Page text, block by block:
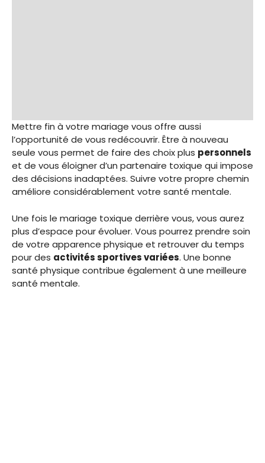
Mettre fin à votre mariage vous offre aussi
l’opportunité de vous redécouvrir. Être à nouveau
seule vous permet de faire des choix plus personnels
et de vous éloigner d’un partenaire toxique qui impose
des décisions inadaptées. Suivre votre propre chemin
améliore considérablement votre santé mentale.
Une fois le mariage toxique derrière vous, vous aurez
plus d’espace pour évoluer. Vous pourrez prendre soin
de votre apparence physique et retrouver du temps
pour des activités sportives variées. Une bonne
santé physique contribue également à une meilleure
santé mentale.